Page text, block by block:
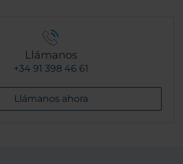
Llámanos
+34 91 398 46 61
Llámanos ahora